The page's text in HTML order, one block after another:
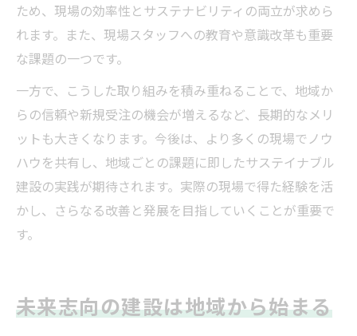
ため、現場の効率性とサステナビリティの両立が求めら
れます。また、現場スタッフへの教育や意識改革も重要
な課題の一つです。
一方で、こうした取り組みを積み重ねることで、地域か
らの信頼や新規受注の機会が増えるなど、長期的なメリ
ットも大きくなります。今後は、より多くの現場でノウ
ハウを共有し、地域ごとの課題に即したサステイナブル
建設の実践が期待されます。実際の現場で得た経験を活
かし、さらなる改善と発展を目指していくことが重要で
す。
未来志向の建設は地域から始まる